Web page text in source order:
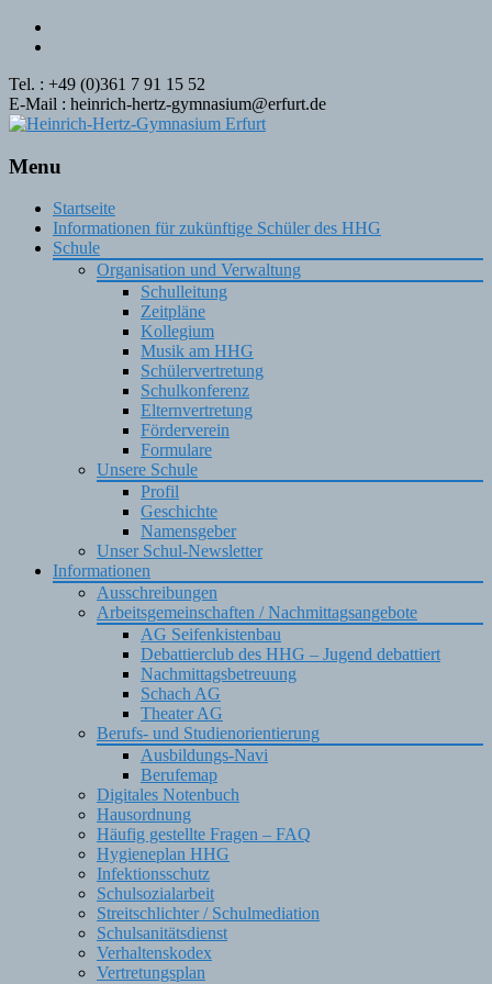
Tel. : +49 (0)361 7 91 15 52
E-Mail : heinrich-hertz-gymnasium@erfurt.de
Menu
Skip
content
Startseite
Informationen für zukünftige Schüler des HHG
Schule
Organisation und Verwaltung
Schulleitung
Zeitpläne
Kollegium
Musik am HHG
Schülervertretung
Schulkonferenz
Elternvertretung
Förderverein
Formulare
Unsere Schule
Profil
Geschichte
Namensgeber
Unser Schul-Newsletter
Informationen
Ausschreibungen
Arbeitsgemeinschaften / Nachmittagsangebote
AG Seifenkistenbau
Debattierclub des HHG – Jugend debattiert
Nachmittagsbetreuung
Schach AG
Theater AG
Berufs- und Studienorientierung
Ausbildungs-Navi
Berufemap
Digitales Notenbuch
Hausordnung
Häufig gestellte Fragen – FAQ
Hygieneplan HHG
Infektionsschutz
Schulsozialarbeit
Streitschlichter / Schulmediation
Schulsanitätsdienst
Verhaltenskodex
Vertretungsplan